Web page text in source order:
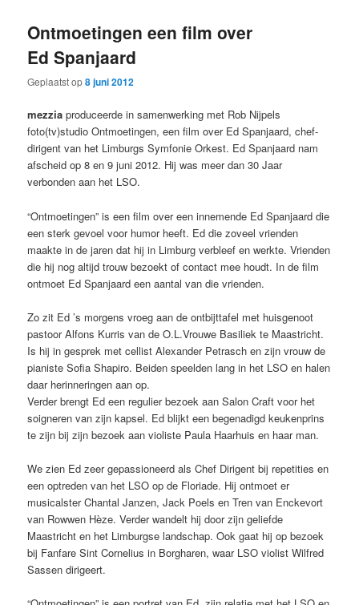
inhoud
inhoud
Ontmoetingen een film over
Ed Spanjaard
Geplaatst op8 juni 2012
mezzia produceerde in samenwerking met Rob Nijpels
foto(tv)studio Ontmoetingen, een film over Ed Spanjaard, chef-
dirigent van het Limburgs Symfonie Orkest. Ed Spanjaard nam
afscheid op 8 en 9 juni 2012. Hij was meer dan 30 Jaar
verbonden aan het LSO.
“Ontmoetingen” is een film over een innemende Ed Spanjaard die
een sterk gevoel voor humor heeft. Ed die zoveel vrienden
maakte in de jaren dat hij in Limburg verbleef en werkte. Vrienden
die hij nog altijd trouw bezoekt of contact mee houdt. In de film
ontmoet Ed Spanjaard een aantal van die vrienden.
Zo zit Ed ’s morgens vroeg aan de ontbijttafel met huisgenoot
pastoor Alfons Kurris van de O.L.Vrouwe Basiliek te Maastricht.
Is hij in gesprek met cellist Alexander Petrasch en zijn vrouw de
pianiste Sofia Shapiro. Beiden speelden lang in het LSO en halen
daar herinneringen aan op.
Verder brengt Ed een regulier bezoek aan Salon Craft voor het
soigneren van zijn kapsel. Ed blijkt een begenadigd keukenprins
te zijn bij zijn bezoek aan violiste Paula Haarhuis en haar man.
We zien Ed zeer gepassioneerd als Chef Dirigent bij repetities en
een optreden van het LSO op de Floriade. Hij ontmoet er
musicalster Chantal Janzen, Jack Poels en Tren van Enckevort
van Rowwen Hèze. Verder wandelt hij door zijn geliefde
Maastricht en het Limburgse landschap. Ook gaat hij op bezoek
bij Fanfare Sint Cornelius in Borgharen, waar LSO violist Wilfred
Sassen dirigeert.